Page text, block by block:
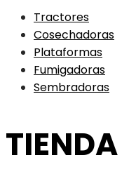
Tractores
Cosechadoras
Plataformas
Fumigadoras
Sembradoras
TIENDA